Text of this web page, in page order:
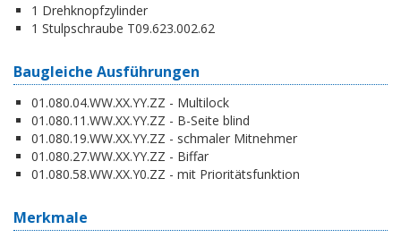
1 Drehknopfzylinder
1 Stulpschraube T09.623.002.62
Baugleiche Ausführungen
01.080.04.WW.XX.YY.ZZ - Multilock
01.080.11.WW.XX.YY.ZZ - B-Seite blind
01.080.19.WW.XX.YY.ZZ - schmaler Mitnehmer
01.080.27.WW.XX.YY.ZZ - Biffar
01.080.58.WW.XX.Y0.ZZ - mit Prioritätsfunktion
Merkmale